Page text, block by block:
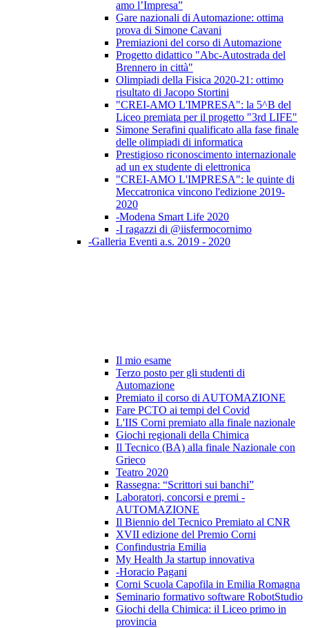
amo l’Impresa”
Gare nazionali di Automazione: ottima
prova di Simone Cavani
Premiazioni del corso di Automazione
Progetto didattico "Abc-Autostrada del
Brennero in città"
Olimpiadi della Fisica 2020-21: ottimo
risultato di Jacopo Stortini
"CREI-AMO L'IMPRESA": la 5^B del
Liceo premiata per il progetto "3rd LIFE"
Simone Serafini qualificato alla fase finale
delle olimpiadi di informatica
Prestigioso riconoscimento internazionale
ad un ex studente di elettronica
"CREI-AMO L'IMPRESA": le quinte di
Meccatronica vincono l'edizione 2019-
2020
-Modena Smart Life 2020
-I ragazzi di @iisfermocornimo
-Galleria Eventi a.s. 2019 - 2020
Il mio esame
Terzo posto per gli studenti di
Automazione
Premiato il corso di AUTOMAZIONE
Fare PCTO ai tempi del Covid
L'IIS Corni premiato alla finale nazionale
Giochi regionali della Chimica
Il Tecnico (BA) alla finale Nazionale con
Grieco
Teatro 2020
Rassegna: “Scrittori sui banchi”
Laboratori, concorsi e premi -
AUTOMAZIONE
Il Biennio del Tecnico Premiato al CNR
XVII edizione del Premio Corni
Confindustria Emilia
My Health Ja startup innovativa
-Horacio Pagani
Corni Scuola Capofila in Emilia Romagna
Seminario formativo software RobotStudio
Giochi della Chimica: il Liceo primo in
provincia